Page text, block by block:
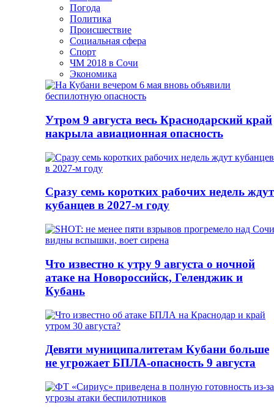
Погода
Политика
Происшествие
Социальная сфера
Спорт
ЧМ 2018 в Сочи
Экономика
Утром 9 августа весь Краснодарский край
накрыла авиационная опасность
Сразу семь коротких рабочих недель ждут
кубанцев в 2027-м году
Что известно к утру 9 августа о ночной
атаке на Новороссийск, Геленджик и
Кубань
Девяти муниципалитетам Кубани больше
не угрожает БПЛА-опасность 9 августа